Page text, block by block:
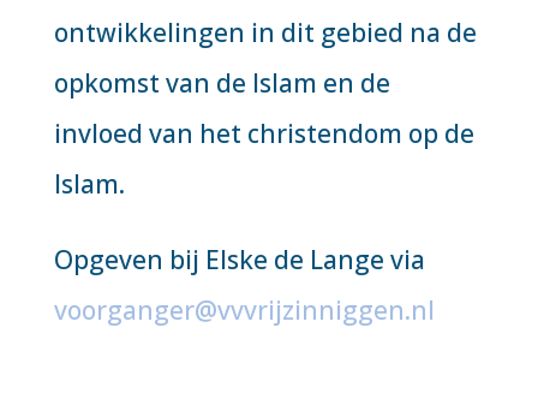
ontwikkelingen in dit gebied na de
opkomst van de Islam en de
invloed van het christendom op de
Islam.
Opgeven bij Elske de Lange via
voorganger@vvvrijzinniggen.nl